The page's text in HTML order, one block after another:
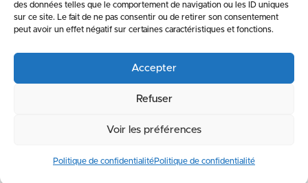
des données telles que le comportement de navigation ou les ID uniques
sur ce site. Le fait de ne pas consentir ou de retirer son consentement
peut avoir un effet négatif sur certaines caractéristiques et fonctions.
Accepter
Refuser
Voir les préférences
Politique de confidentialitéPolitique de confidentialité
N
o
SUIVEZ-NOUS
|